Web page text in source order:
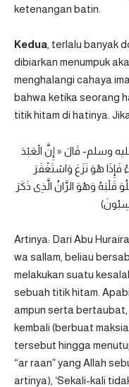
ketenangan batin.
Kedua , terlalu banyak
dibiarkan menumpuk
menghalangi cahaya
bahwa ketika seorang
titik hitam di hatinya.
وسلم- قَالَ « إِنَّ الْعَبْدَ
فَإِذَا هُوَ نَزَعَ وَاسْتَغْفَرَ
قَلْبَهُ وَهُوَ الرَّانُ الَّذِى ذَكَرَ
Artinya: Dari Abu
wa sallam, beliau
melakukan suatu
sebuah titik hitam.
ampun serta
kembali (berbuat
tersebut hingga
“ar raan” yang Allah
artinya), ‘Sekali-kali